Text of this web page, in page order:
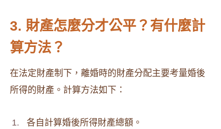
3. 財產怎麼分才公平？有什麼計
算方法？
在法定財產制下，離婚時的財產分配主要考量婚後
所得的財產。計算方法如下：
各自計算婚後所得財產總額。